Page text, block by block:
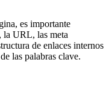
es importante
la URL, las meta
de enlaces internos
las palabras clave.